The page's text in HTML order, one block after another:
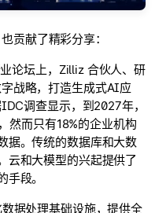
贡献了精彩分享：
论坛上，Zilliz 合伙人、研
战略，打造生成式AI应
调查显示，到2027年，
然而只有18%的企业机构
据。传统的数据库和大数
云和大模型的兴起提供了
段。
据处理基础设施，提供全